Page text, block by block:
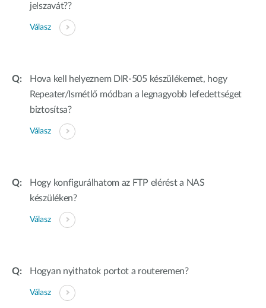
jelszavát??
Válasz
Hova kell helyeznem DIR-505 készülékemet, hogy
Repeater/Ismétlő módban a legnagyobb lefedettséget
biztosítsa?
Válasz
Hogy konfigurálhatom az FTP elérést a NAS
készüléken?
Válasz
Hogyan nyithatok portot a routeremen?
Válasz